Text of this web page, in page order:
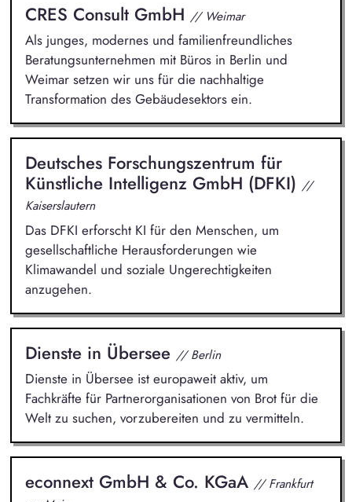
CRES Consult GmbH // Weimar
Als junges, modernes und familienfreundliches
Beratungsunternehmen mit Büros in Berlin und
Weimar setzen wir uns für die nachhaltige
Transformation des Gebäudesektors ein.
Deutsches Forschungszentrum für
Künstliche Intelligenz GmbH (DFKI) //
Kaiserslautern
Das DFKI erforscht KI für den Menschen, um
gesellschaftliche Herausforderungen wie
Klimawandel und soziale Ungerechtigkeiten
anzugehen.
Dienste in Übersee // Berlin
Dienste in Übersee ist europaweit aktiv, um
Fachkräfte für Partnerorganisationen von Brot für die
Welt zu suchen, vorzubereiten und zu vermitteln.
econnext GmbH & Co. KGaA // Frankfurt